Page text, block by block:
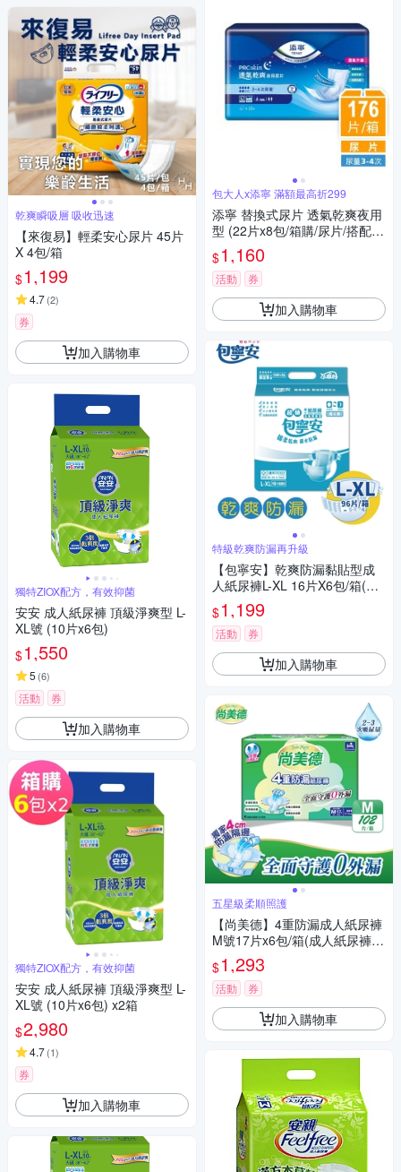
乾爽瞬吸層 吸收迅速
【來復易】輕柔安心尿片 45片
X 4包/箱
$1,199
4.7(2)
券
加入購物車
獨特ZIOX配方，有效抑菌
安安 成人紙尿褲 頂級淨爽型 L-
XL號 (10片x6包)
$1,550
5 (6)
活動 券
加入購物車
獨特ZIOX配方，有效抑菌
安安 成人紙尿褲 頂級淨爽型 L-
XL號 (10片x6包) x2箱
$2,980
4.7(1)
券
加入購物車
包大人x添寧 滿額最高折299
添寧 替換式尿片 透氣乾爽夜用
型 (22片x8包/箱購/尿片/搭配成
人紙尿褲)
$1,160
活動 券
加入購物車
特級乾爽防漏再升級
【包寧安】乾爽防漏黏貼型成
人紙尿褲L-XL 16片X6包/箱(共9
6片)
$1,199
活動 券
加入購物車
五星級柔順照護
【尚美德】4重防漏成人紙尿褲
M號17片x6包/箱(成人紙尿褲
黏貼式 日用)
$1,293
活動 券
加入購物車